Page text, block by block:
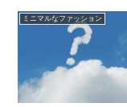
ミニマルなファッション